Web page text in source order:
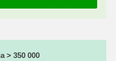
> 350 000